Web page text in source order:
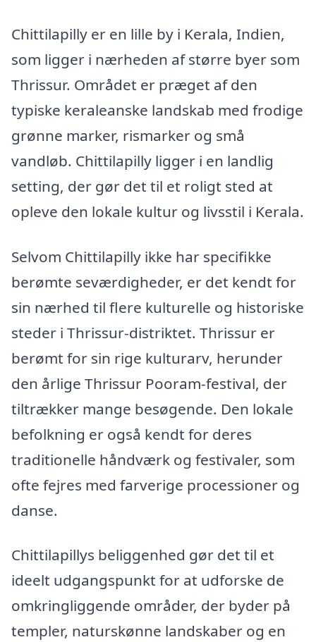
Chittilapilly er en lille by i Kerala, Indien,
som ligger i nærheden af større byer som
Thrissur. Området er præget af den
typiske keraleanske landskab med frodige
grønne marker, rismarker og små
vandløb. Chittilapilly ligger i en landlig
setting, der gør det til et roligt sted at
opleve den lokale kultur og livsstil i Kerala.
Selvom Chittilapilly ikke har specifikke
berømte seværdigheder, er det kendt for
sin nærhed til flere kulturelle og historiske
steder i Thrissur-distriktet. Thrissur er
berømt for sin rige kulturarv, herunder
den årlige Thrissur Pooram-festival, der
tiltrækker mange besøgende. Den lokale
befolkning er også kendt for deres
traditionelle håndværk og festivaler, som
ofte fejres med farverige processioner og
danse.
Chittilapillys beliggenhed gør det til et
ideelt udgangspunkt for at udforske de
omkringliggende områder, der byder på
templer, naturskønne landskaber og en